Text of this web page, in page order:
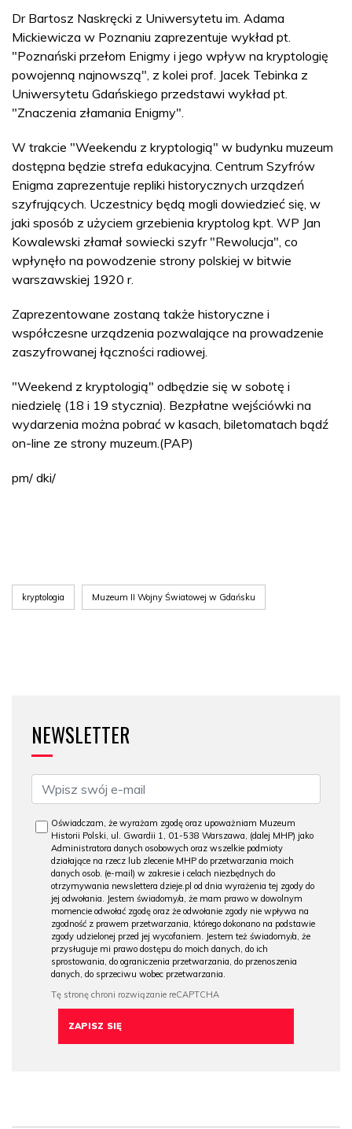
Dr Bartosz Naskręcki z Uniwersytetu im. Adama
Mickiewicza w Poznaniu zaprezentuje wykład pt.
"Poznański przełom Enigmy i jego wpływ na kryptologię
powojenną najnowszą", z kolei prof. Jacek Tebinka z
Uniwersytetu Gdańskiego przedstawi wykład pt.
"Znaczenia złamania Enigmy".
W trakcie "Weekendu z kryptologią" w budynku muzeum
dostępna będzie strefa edukacyjna. Centrum Szyfrów
Enigma zaprezentuje repliki historycznych urządzeń
szyfrujących. Uczestnicy będą mogli dowiedzieć się, w
jaki sposób z użyciem grzebienia kryptolog kpt. WP Jan
Kowalewski złamał sowiecki szyfr "Rewolucja", co
wpłynęło na powodzenie strony polskiej w bitwie
warszawskiej 1920 r.
Zaprezentowane zostaną także historyczne i
współczesne urządzenia pozwalające na prowadzenie
zaszyfrowanej łączności radiowej.
"Weekend z kryptologią" odbędzie się w sobotę i
niedzielę (18 i 19 stycznia). Bezpłatne wejściówki na
wydarzenia można pobrać w kasach, biletomatach bądź
on-line ze strony muzeum.(PAP)
pm/ dki/
kryptologia Muzeum II Wojny Światowej w Gdańsku
NEWSLETTER
Oświadczam, że wyrażam zgodę oraz upoważniam Muzeum
Historii Polski, ul. Gwardii 1, 01-538 Warszawa, (dalej MHP) jako
Administratora danych osobowych oraz wszelkie podmioty
działające na rzecz lub zlecenie MHP do przetwarzania moich
danych osob. (e-mail) w zakresie i celach niezbędnych do
otrzymywania newslettera dzieje.pl od dnia wyrażenia tej zgody do
jej odwołania. Jestem świadomy/a, że mam prawo w dowolnym
momencie odwołać zgodę oraz że odwołanie zgody nie wpływa na
zgodność z prawem przetwarzania, którego dokonano na podstawie
zgody udzielonej przed jej wycofaniem. Jestem też świadomy/a, że
przysługuje mi prawo dostępu do moich danych, do ich
sprostowania, do ograniczenia przetwarzania, do przenoszenia
danych, do sprzeciwu wobec przetwarzania.